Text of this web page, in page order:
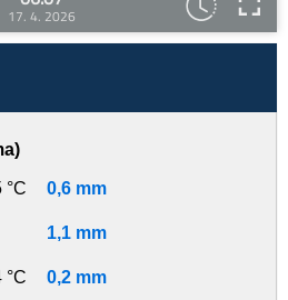
17. 4. 2026
°C 0,6 mm
1,1 mm
°C 0,2 mm